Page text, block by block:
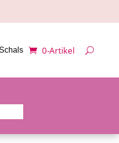
Schals 0-Artikel